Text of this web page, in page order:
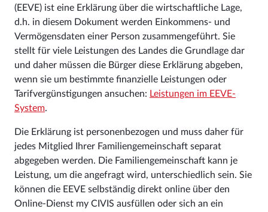
(EEVE) ist eine Erklärung über die wirtschaftliche Lage,
d.h. in diesem Dokument werden Einkommens- und
Vermögensdaten einer Person zusammengeführt. Sie
stellt für viele Leistungen des Landes die Grundlage dar
und daher müssen die Bürger diese Erklärung abgeben,
wenn sie um bestimmte finanzielle Leistungen oder
Tarifvergünstigungen ansuchen: Leistungen im EEVE-
System.
Die Erklärung ist personenbezogen und muss daher für
jedes Mitglied Ihrer Familiengemeinschaft separat
abgegeben werden. Die Familiengemeinschaft kann je
Leistung, um die angefragt wird, unterschiedlich sein. Sie
können die EEVE selbständig direkt online über den
Online-Dienst my CIVIS ausfüllen oder sich an ein